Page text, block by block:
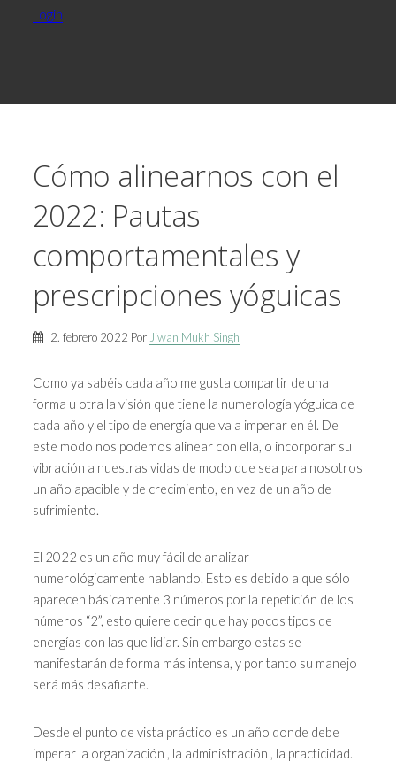
Login
Cómo alinearnos con el
2022: Pautas
comportamentales y
prescripciones yóguicas
2. febrero 2022 Por Jiwan Mukh Singh
Como ya sabéis cada año me gusta compartir de una
forma u otra la visión que tiene la numerología yóguica de
cada año y el tipo de energía que va a imperar en él. De
este modo nos podemos alinear con ella, o incorporar su
vibración a nuestras vidas de modo que sea para nosotros
un año apacible y de crecimiento, en vez de un año de
sufrimiento.
El 2022 es un año muy fácil de analizar
numerológicamente hablando. Esto es debido a que sólo
aparecen básicamente 3 números por la repetición de los
números “2”, esto quiere decir que hay pocos tipos de
energías con las que lidiar. Sin embargo estas se
manifestarán de forma más intensa, y por tanto su manejo
será más desafiante.
Desde el punto de vista práctico es un año donde debe
imperar la organización , la administración , la practicidad.